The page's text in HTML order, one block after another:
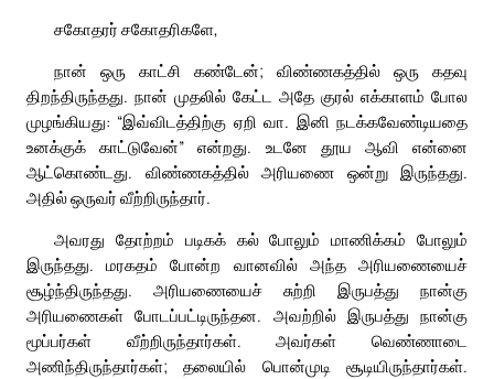
சகோதரர் சகோதரிகளே,
நான் ஒரு காட்சி கண்டேன்; விண்ணகத்தில் ஒரு கதவு
திறந்திருந்தது. நான் முதலில் கேட்ட அதே குரல் எக்காளம் போல
முழங்கியது: “இவ்விடத்திற்கு ஏறி வா. இனி நடக்கவேண்டியதை
உனக்குக் காட்டுவேன்” என்றது. உடனே தூய ஆவி என்னை
ஆட்கொண்டது. விண்ணகத்தில் அரியணை ஒன்று இருந்தது.
அதில் ஒருவர் வீற்றிருந்தார்.
அவரது தோற்றம் படிகக் கல் போலும் மாணிக்கம் போலும்
இருந்தது. மரகதம் போன்ற வானவில் அந்த அரியணையைச்
சூழ்ந்திருந்தது. அரியணையைச் சுற்றி இருபத்து நான்கு
அரியணைகள் போடப்பட்டிருந்தன. அவற்றில் இருபத்து நான்கு
மூப்பர்கள் வீற்றிருந்தார்கள். அவர்கள் வெண்ணாடை
அணிந்திருந்தார்கள்; தலையில் பொன்முடி சூடியிருந்தார்கள்.